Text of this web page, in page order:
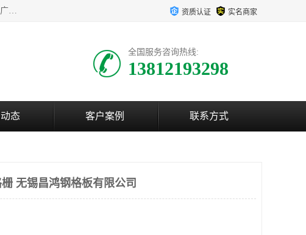
无锡昌鸿钢格板有限公司是专业生产和销售各类镀锌钢格板、镀锌钢格栅、不锈钢钢格及其相关产品的现代化企业。公司产品广泛运用于石油、化工、港口、电力、运输、造纸、医药、钢铁、食品、市政、房地产、制造业等各个领域。 资质认证 实名商家
全国服务咨询热线:
13812193298
态 客户案例 联系方式
无锡昌鸿钢格板有限公司